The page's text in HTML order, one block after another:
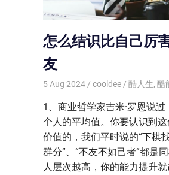
怎么结识比自己厉
友
5 Aug 2024 cooldee 酷人生, 酷
1、商业哲学家吉米·罗恩说
个人的平均值。你要认识到
价值的，我们平时说的‌‌“下棋
群分‌‌”、‌‌“不友不如己者‌‌”都是
人层次越高，你的能力提升就